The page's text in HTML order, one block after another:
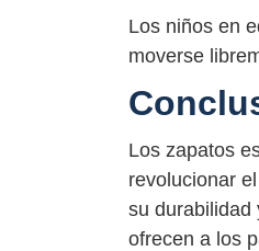
Los niños en
moverse
Los zapatos
revolucionar
su durabilidad
ofrecen a los